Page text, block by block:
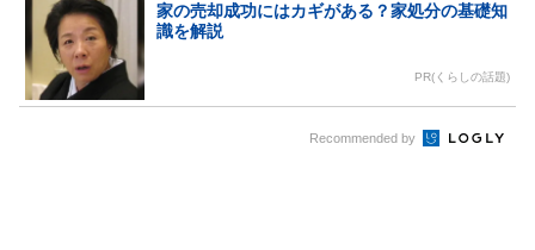
家の売却成功にはカギがある？家処分の基礎知
識を解説
PR(くらしの話題)
Recommended by